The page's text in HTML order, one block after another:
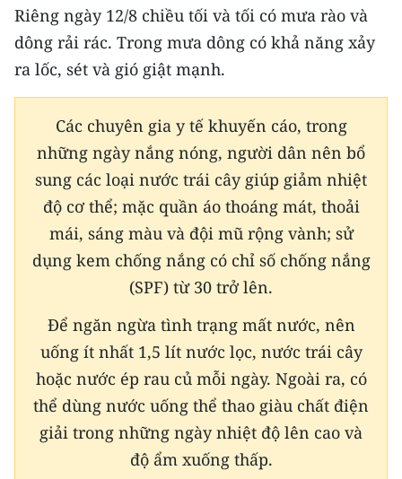
Bắc Trung Bộ
Duyên hải Nam Trung Bộ và Tây
Nguyên
Đông Nam Bộ
Đồng bằng sông Cửu Long
Chuyên trang Hà Nội
Chuyên trang TP. Hồ Chí Minh
CHUYÊN ĐỀ
CÁC CHUYÊN TRANG
VỀ BÁO NHÂN DÂN
THỜI NAY
NHÂN DÂN CUỐI TUẦN
Riêng ngày 12/8 chiều tối và tối có mưa rào và
dông rải rác. Trong mưa dông có khả năng xảy
ra lốc, sét và gió giật mạnh.
Các chuyên gia y tế khuyến cáo, trong
những ngày nắng nóng, người dân nên bổ
sung các loại nước trái cây giúp giảm nhiệt
độ cơ thể; mặc quần áo thoáng mát, thoải
mái, sáng màu và đội mũ rộng vành; sử
dụng kem chống nắng có chỉ số chống nắng
(SPF) từ 30 trở lên.
Để ngăn ngừa tình trạng mất nước, nên
uống ít nhất 1,5 lít nước lọc, nước trái cây
hoặc nước ép rau củ mỗi ngày. Ngoài ra, có
thể dùng nước uống thể thao giàu chất điện
giải trong những ngày nhiệt độ lên cao và
độ ẩm xuống thấp.